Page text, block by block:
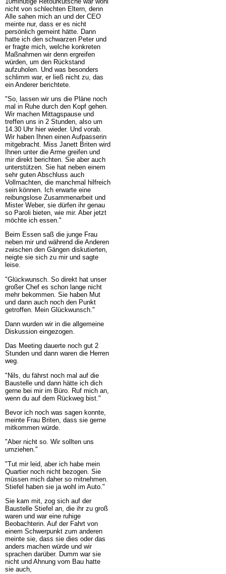
nicht von schlechten Eltern, denn
Alle sahen mich an und der CEO
meinte nur, dass er es nicht
persönlich gemeint hätte. Dann
hatte ich den schwarzen Peter und
er fragte mich, welche konkreten
Maßnahmen wir denn ergreifen
würden, um den Rückstand
aufzuholen. Und was besonders
schlimm war, er ließ nicht zu, das
ein Anderer berichtete.
"So, lassen wir uns die Pläne noch
mal in Ruhe durch den Kopf gehen.
Wir machen Mittagspause und
treffen uns in 2 Stunden, also um
14.30 Uhr hier wieder. Und vorab.
Wir haben Ihnen einen Aufpasserin
mitgebracht. Miss Janett Briten wird
Ihnen unter die Arme greifen und
mir direkt berichten. Sie aber auch
unterstützen. Sie hat neben einem
sehr guten Abschluss auch
Vollmachten, die manchmal hilfreich
sein können. Ich erwarte eine
reibungslose Zusammenarbeit und
Mister Weber, sie dürfen ihr genau
so Paroli bieten, wie mir. Aber jetzt
möchte ich essen."
Beim Essen saß die junge Frau
neben mir und während die Anderen
zwischen den Gängen diskutierten,
neigte sie sich zu mir und sagte
leise.
"Glückwunsch. So direkt hat unser
großer Chef es schon lange nicht
mehr bekommen. Sie haben Mut
und dann auch noch den Punkt
getroffen. Mein Glückwunsch."
Dann wurden wir in die allgemeine
Diskussion eingezogen.
Das Meeting dauerte noch gut 2
Stunden und dann waren die Herren
weg.
"Nils, du fährst noch mal auf die
Baustelle und dann hätte ich dich
gerne bei mir im Büro. Ruf mich an,
wenn du auf dem Rückweg bist."
Bevor ich noch was sagen konnte,
meinte Frau Briten, dass sie gerne
mitkommen würde.
"Aber nicht so. Wir sollten uns
umziehen."
"Tut mir leid, aber ich habe mein
Quartier noch nicht bezogen. Sie
müssen mich daher so mitnehmen.
Stiefel haben sie ja wohl im Auto."
Sie kam mit, zog sich auf der
Baustelle Stiefel an, die ihr zu groß
waren und war eine ruhige
Beobachterin. Auf der Fahrt von
einem Schwerpunkt zum anderen
meinte sie, dass sie dies oder das
anders machen würde und wir
sprachen darüber. Dumm war sie
nicht und Ahnung vom Bau hatte
sie auch,